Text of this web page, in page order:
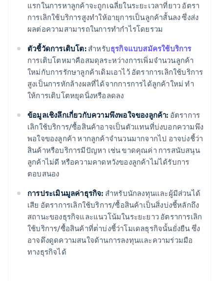
แรกในการหาลูกค้าจะถูกเฉลี่ยในระยะเวลาที่ยาว อัตรา
การเลิกใช้บริการสูงทําให้อายุการเป็นลูกค้าสั้นลง ซึ่งส่ง
ผลต่อความสามารถในการทํากําไรโดยรวม
ตัวชี้วัดการเติบโต:สําหรับธุรกิจแบบสมัครใช้บริการ
การเติบโตหมาคือสมดุลระหว่างการเพิ่มจำนวนลูกค้า
ใหม่กับการรักษาลูกค้าเดิมเอาไว้ อัตราการเลิกใช้บริการ
สูงเป็นการหักล้างผลที่ได้จากการการได้ลูกค้าใหม่ ทํา
ให้การเติบโตหยุดนิ่งหรือลดลง
ข้อมูลเชิงลึกเกี่ยวกับความพึงพอใจของลูกค้า: อัตราการ
เลิกใช้บริการ/ซื้อสินค้าอาจเป็นตัวแทนที่บ่งบอกความพึง
พอใจของลูกค้า หากลูกค้าจํานวนมากจากไป อาจบ่งชี้ว่า
สินค้าหรือบริการมีปัญหา เช่น ขาดคุณค่า การสนับสนุน
ลูกค้าไม่ดี หรือความคาดหวังของลูกค้าไม่ได้รับการ
ตอบสนอง
การประเมินมูลค่าธุรกิจ: สําหรับนักลงทุนและผู้มีส่วนได้
เสีย อัตราการเลิกใช้บริการ/ซื้อสินค้าเป็นสิ่งบ่งชี้หลักถึง
สถานะของธุรกิจและแนวโน้มในระยะยาว อัตราการเลิก
ใช้บริการ/ซื้อสินค้าที่ต่ําบ่งชี้ว่าโมเดลธุรกิจนั้นยั่งยืน ซึ่ง
อาจดึงดูดความสนใจด้านการลงทุนและความร่วมมือ
ทางธุรกิจได้